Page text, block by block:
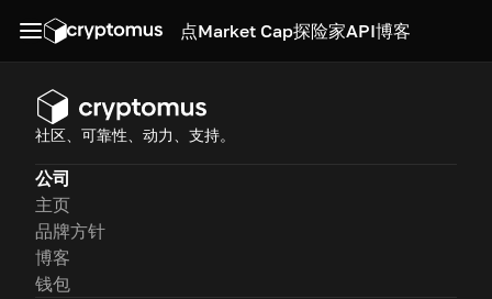
点Market Cap探险家API博客
社区、可靠性、动力、支持。
公司
主页
品牌方针
博客
钱包